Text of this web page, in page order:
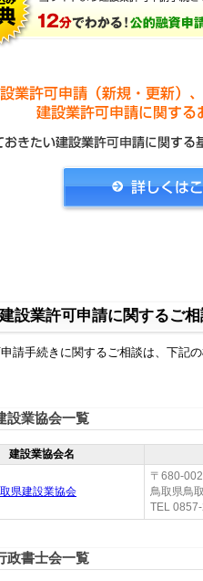
設業許可申請に関するご
請手続きに関するご相談は、下記
設業協会一覧
建設業協会名
県建設業協会
〒680-
鳥取県鳥
TEL
政書士会一覧